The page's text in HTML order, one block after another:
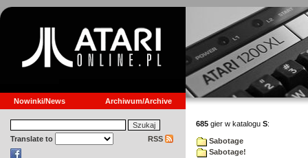
Nowinki/News Archiwum/Archive
Translate to RSS
685 gier w katalogu S:
Sabotage
Sabotage!